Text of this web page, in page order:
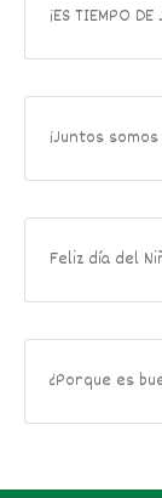
¡ES TIEMPO
¡Juntos
Feliz día del
¿Porque es